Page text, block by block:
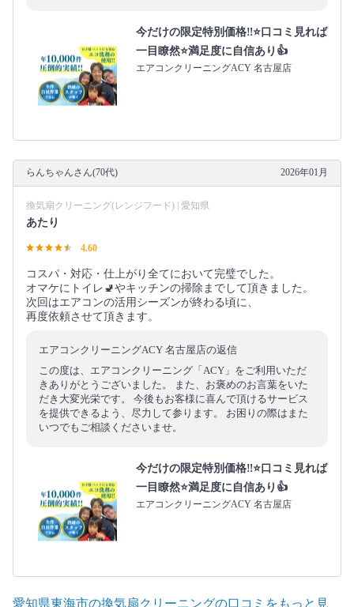
今だけの限定特別価格‼️⭐口コミ見れば
一目瞭然⭐満足度に自信あり👍
エアコンクリーニングACY 名古屋店
らんちゃんさん(70代) 2026年01月
換気扇クリーニング(レンジフード) | 愛知県
あたり
4.60
コスパ・対応・仕上がり全てにおいて完璧でした。
オマケにトイレ🚽やキッチンの掃除までして頂きました。
次回はエアコンの活用シーズンが終わる頃に、
再度依頼させて頂きます。
エアコンクリーニングACY 名古屋店の返信
この度は、エアコンクリーニング「ACY」をご利用いただ
きありがとうございました。 また、お褒めのお言葉をいた
だき大変光栄です。 今後もお客様に喜んで頂けるサービス
を提供できるよう、尽力して参ります。 お困りの際はまた
いつでもご相談くださいませ。
今だけの限定特別価格‼️⭐口コミ見れば
一目瞭然⭐満足度に自信あり👍
エアコンクリーニングACY 名古屋店
愛知県東海市の換気扇クリーニングの口コミをもっと見